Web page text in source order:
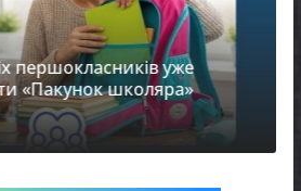
першокласників уже
«Пакунок школяра»